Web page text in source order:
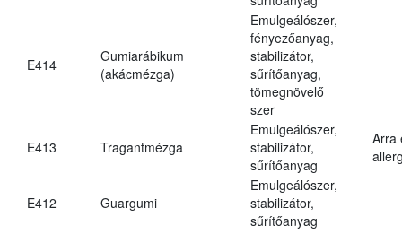
E414
Gumiarábikum
(akácmézga)
Emulgeálószer,
fényezőanyag,
stabilizátor,
sűrítőanyag,
tömegnövelő
szer
E413 Tragantmézga
Emulgeálószer,
stabilizátor,
sűrítőanyag
Arra
E412 Guargumi
Emulgeálószer,
stabilizátor,
sűrítőanyag